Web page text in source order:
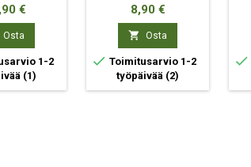
€
Osta
1-2
(1)
MUSTA
Hinta
8,90 €
 Osta
 Toimitusarvio 1-2
työpäivää (2)
